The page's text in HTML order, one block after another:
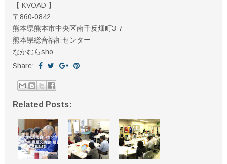
【 KVOAD 】
〒860-0842
熊本県熊本市中央区南千反畑町3-7
熊本県総合福祉センター
なかむらsho
Share:
Related Posts: